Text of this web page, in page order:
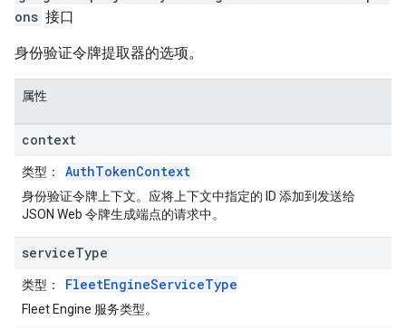
ons 接口
身份验证令牌提取器的选项。
属性
context
类型 ： AuthTokenContext
身份验证令牌上下文。应将上下文中指定的 ID 添加到发送给
JSON Web 令牌生成端点的请求中。
serviceType
类型 ： FleetEngineServiceType
Fleet Engine 服务类型。